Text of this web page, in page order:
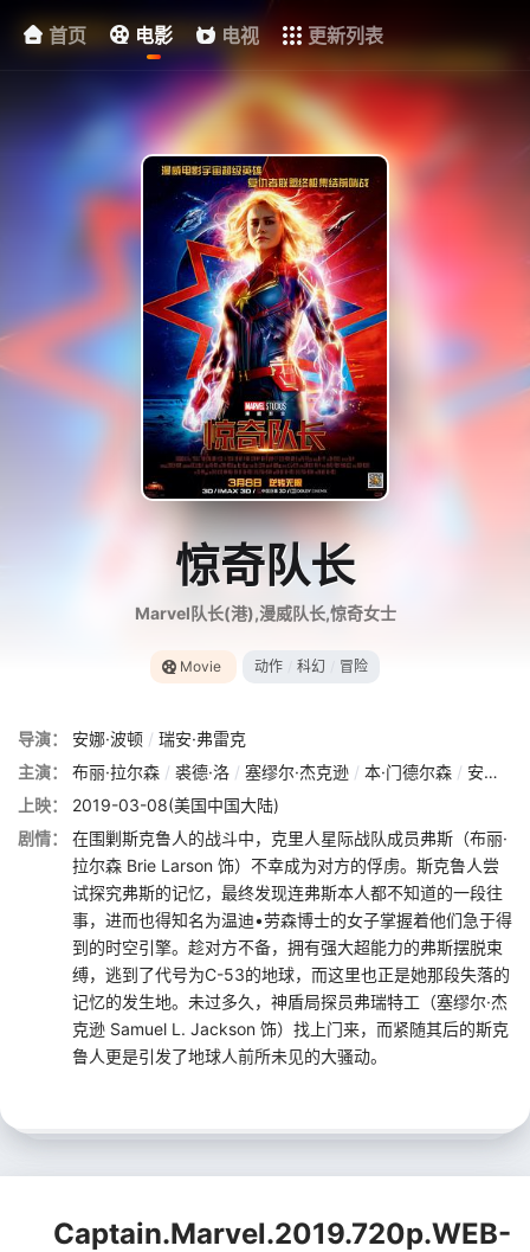
首页 电影 电视 更新列表
惊奇队长
Marvel队长(港),漫威队长,惊奇女士
Movie 动作 科幻 冒险
导演： 安娜·波顿 / 瑞安·弗雷克
主演：
布丽·拉尔森 / 裘德·洛 / 塞缪尔·杰克逊 / 本·门德尔森 / 安妮特·贝宁
上映：
2019-03-08(美国中国大陆)
剧情：
在围剿斯克鲁人的战斗中，克里人星际战队成员弗斯（布丽·
拉尔森 Brie Larson 饰）不幸成为对方的俘虏。斯克鲁人尝
试探究弗斯的记忆，最终发现连弗斯本人都不知道的一段往
事，进而也得知名为温迪•劳森博士的女子掌握着他们急于得
到的时空引擎。趁对方不备，拥有强大超能力的弗斯摆脱束
缚，逃到了代号为C-53的地球，而这里也正是她那段失落的
记忆的发生地。未过多久，神盾局探员弗瑞特工（塞缪尔·杰
克逊 Samuel L. Jackson 饰）找上门来，而紧随其后的斯克
鲁人更是引发了地球人前所未见的大骚动。
Captain.Marvel.2019.720p.WEB-